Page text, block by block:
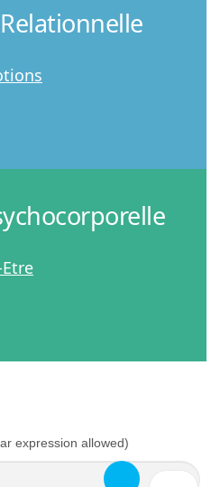
expression allowed)